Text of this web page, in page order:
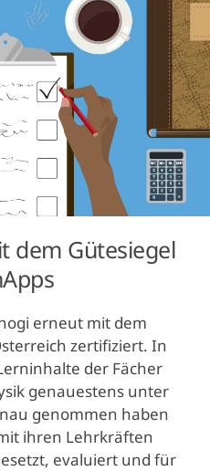
dem Gütesiegel
erneut mit dem
zertifiziert. In
der Fächer
genauestens unter
genommen haben
ihren Lehrkräften
evaluiert und für